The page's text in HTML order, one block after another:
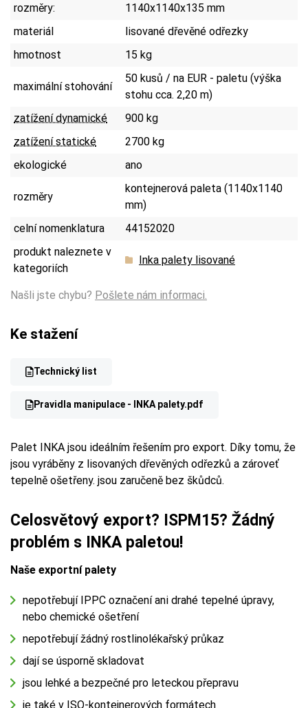
rozměry:
1140x1140x135 mm
materiál
lisované dřevěné odřezky
hmotnost
15 kg
maximální stohování
50 kusů / na EUR - paletu (výška
stohu cca. 2,20 m)
zatížení dynamické
900 kg
zatížení statické
2700 kg
ekologické
ano
rozměry
kontejnerová paleta (1140x1140
mm)
celní nomenklatura
44152020
produkt naleznete v
kategoriích
Inka palety lisované
Našli jste chybu? Pošlete nám informaci.
Ke stažení
Technický list
Pravidla manipulace - INKA palety.pdf
Palet INKA jsou ideálním řešením pro export. Díky tomu, že
jsou vyráběny z lisovaných dřevěných odřezků a zároveť
tepelně ošetřeny. jsou zaručeně bez škůdců.
Celosvětový export? ISPM15? Žádný
problém s INKA paletou!
Naše exportní palety
nepotřebují IPPC označení ani drahé tepelné úpravy,
nebo chemické ošetření
nepotřebují žádný rostlinolékařský průkaz
dají se úsporně skladovat
jsou lehké a bezpečné pro leteckou přepravu
je také v ISO-kontejnerových formátech